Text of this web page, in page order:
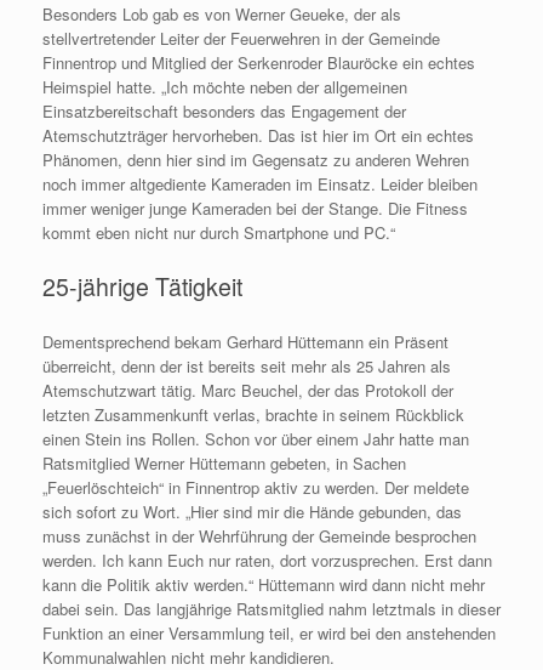
Besonders Lob gab es von Werner Geueke, der als
stellvertretender Leiter der Feuerwehren in der Gemeinde
Finnentrop und Mitglied der Serkenroder Blauröcke ein echtes
Heimspiel hatte. „Ich möchte neben der allgemeinen
Einsatzbereitschaft besonders das Engagement der
Atemschutzträger hervorheben. Das ist hier im Ort ein echtes
Phänomen, denn hier sind im Gegensatz zu anderen Wehren
noch immer altgediente Kameraden im Einsatz. Leider bleiben
immer weniger junge Kameraden bei der Stange. Die Fitness
kommt eben nicht nur durch Smartphone und PC.“
25-jährige Tätigkeit
Dementsprechend bekam Gerhard Hüttemann ein Präsent
überreicht, denn der ist bereits seit mehr als 25 Jahren als
Atemschutzwart tätig. Marc Beuchel, der das Protokoll der
letzten Zusammenkunft verlas, brachte in seinem Rückblick
einen Stein ins Rollen. Schon vor über einem Jahr hatte man
Ratsmitglied Werner Hüttemann gebeten, in Sachen
„Feuerlöschteich“ in Finnentrop aktiv zu werden. Der meldete
sich sofort zu Wort. „Hier sind mir die Hände gebunden, das
muss zunächst in der Wehrführung der Gemeinde besprochen
werden. Ich kann Euch nur raten, dort vorzusprechen. Erst dann
kann die Politik aktiv werden.“ Hüttemann wird dann nicht mehr
dabei sein. Das langjährige Ratsmitglied nahm letztmals in dieser
Funktion an einer Versammlung teil, er wird bei den anstehenden
Kommunalwahlen nicht mehr kandidieren.